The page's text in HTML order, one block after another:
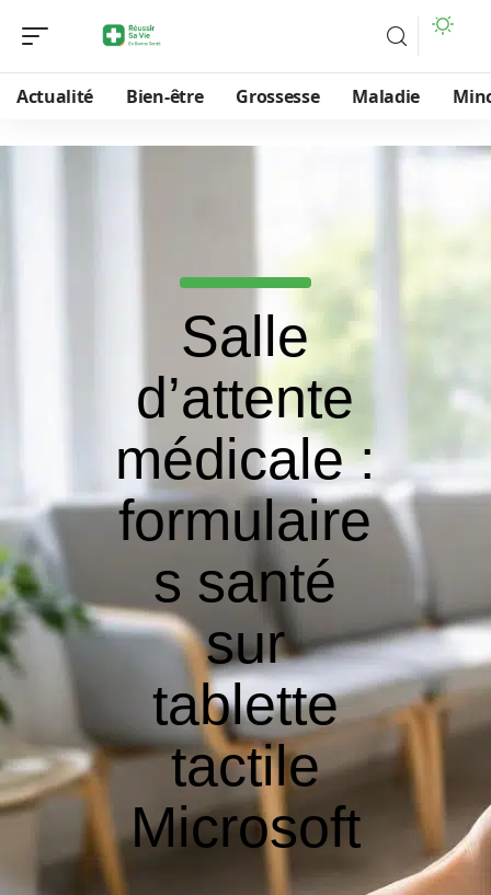
Actualité Bien-être Grossesse Maladie
Salle
d’attente
médicale :
formulaire
s santé
sur
tablette
tactile
Microsoft